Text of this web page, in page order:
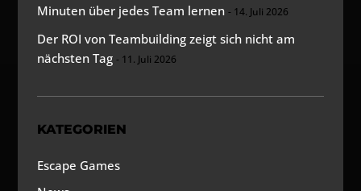
Minuten über jedes Team lernen
14. Juli 2026
Der ROI von Teambuilding zeigt sich nicht am
nächsten Tag
11. Juli 2026
KATEGORIEN
Escape Games